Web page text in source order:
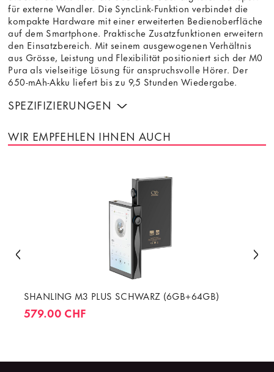
für externe Wandler. Die SyncLink-Funktion verbindet die
kompakte Hardware mit einer erweiterten Bedienoberfläche
auf dem Smartphone. Praktische Zusatzfunktionen erweitern
den Einsatzbereich. Mit seinem ausgewogenen Verhältnis
aus Grösse, Leistung und Flexibilität positioniert sich der M0
Pura als vielseitige Lösung für anspruchsvolle Hörer. Der
650-mAh-Akku liefert bis zu 9,5 Stunden Wiedergabe.
SPEZIFIZIERUNGEN
WIR EMPFEHLEN IHNEN AUCH
SHANLING M3 PLUS SCHWARZ (6GB+64GB)
579.00 CHF